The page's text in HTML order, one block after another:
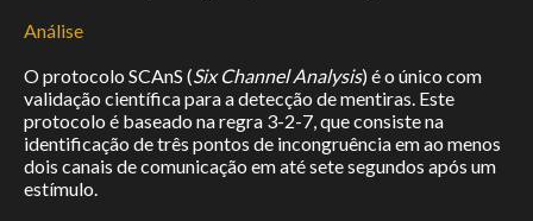
Análise
O protocolo SCAnS (Six Channel Analysis) é o único com
validação científica para a detecção de mentiras. Este
protocolo é baseado na regra 3-2-7, que consiste na
identificação de três pontos de incongruência em ao menos
dois canais de comunicação em até sete segundos após um
estímulo.